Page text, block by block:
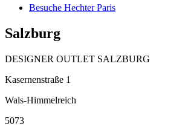
Besuche Hechter Paris
Salzburg
DESIGNER OUTLET SALZBURG
Kasernenstraße 1
Wals-Himmelreich
5073